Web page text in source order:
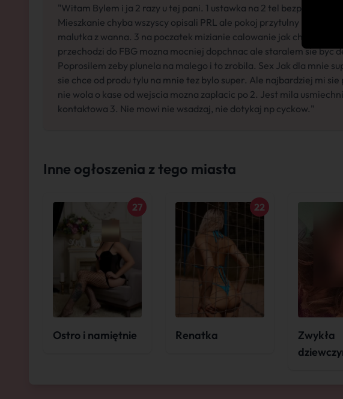
"Witam Bylem i ja 2 razy u tej pani. 1 ustawka na 2 tel
Mieszkanie chyba wszyscy opisali PRL ale pokoj przytulny i czysty
malutka z wanna. 3 na poczatek mizianie calowanie jak chcesz i
przechodzi do FBG mozna mocniej dopchnac ale staralem sie byc
Poprosilem zeby plunela na malego i to zrobila. Sex Jak dla mnie
sie chce od produ tylu na mnie tez bylo super. Ale najbardziej mi sie
nie wola o kase od wejscia mozna zaplacic po 2. Jest mila
kontaktowa 3. Nie mowi nie wsadzaj, nie dotykaj np cyckow."
Inne ogłoszenia z tego miasta
Ostro i namiętnie
27
Renatka
22
Zwykła